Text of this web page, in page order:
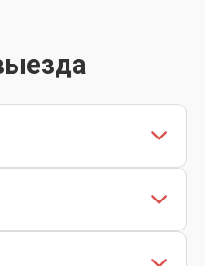
доступ и есть ли
графика